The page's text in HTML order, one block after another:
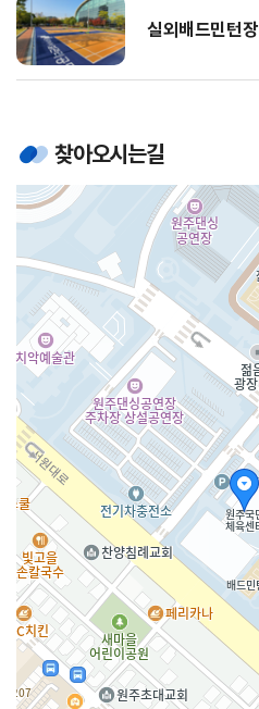
실외배드민턴장
찾아오시는길